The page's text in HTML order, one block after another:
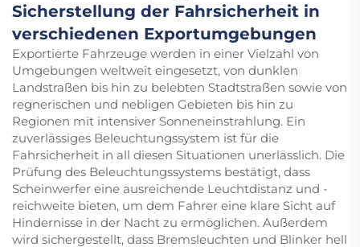
Sicherstellung der Fahrsicherheit in
verschiedenen Exportumgebungen
Exportierte Fahrzeuge werden in einer Vielzahl von
Umgebungen weltweit eingesetzt, von dunklen
Landstraßen bis hin zu belebten Stadtstraßen sowie von
regnerischen und nebligen Gebieten bis hin zu
Regionen mit intensiver Sonneneinstrahlung. Ein
zuverlässiges Beleuchtungssystem ist für die
Fahrsicherheit in all diesen Situationen unerlässlich. Die
Prüfung des Beleuchtungssystems bestätigt, dass
Scheinwerfer eine ausreichende Leuchtdistanz und -
reichweite bieten, um dem Fahrer eine klare Sicht auf
Hindernisse in der Nacht zu ermöglichen. Außerdem
wird sichergestellt, dass Bremsleuchten und Blinker hell